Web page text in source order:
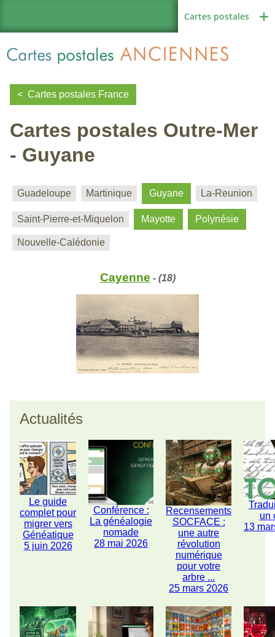
Cartes postales
Région de France
Autres pays
Cartes postales France
Cartes postales Outre-Mer
- Guyane
Guadeloupe Martinique Guyane La-Reunion
Saint-Pierre-et-Miquelon Mayotte Polynésie
Nouvelle-Calédonie
Cayenne - (18)
Actualités
Le guide
complet pour
migrer vers
Généatique
5 juin 2026
Conférence :
La généalogie
nomade
28 mai 2026
Recensements
SOCFACE :
une autre
révolution
numérique
pour votre
arbre ...
25 mars 2026
un
13